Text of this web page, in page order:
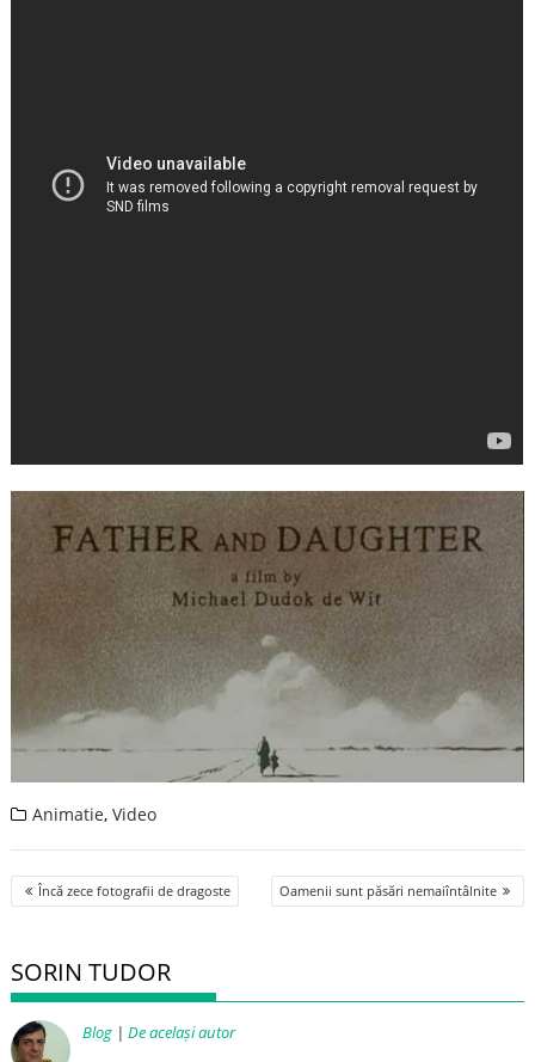
Animatie,Video
Post
navigation
Încă zece fotografii de dragoste Oamenii sunt păsări nemaiîntâlnite
SORIN TUDOR
Blog |De același autor